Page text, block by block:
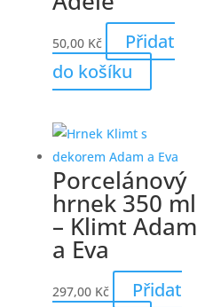
50,00 Kč
Přidat
do košíku
Porcelánový
hrnek 350 ml
– Klimt Adam
a Eva
297,00 Kč
Přidat